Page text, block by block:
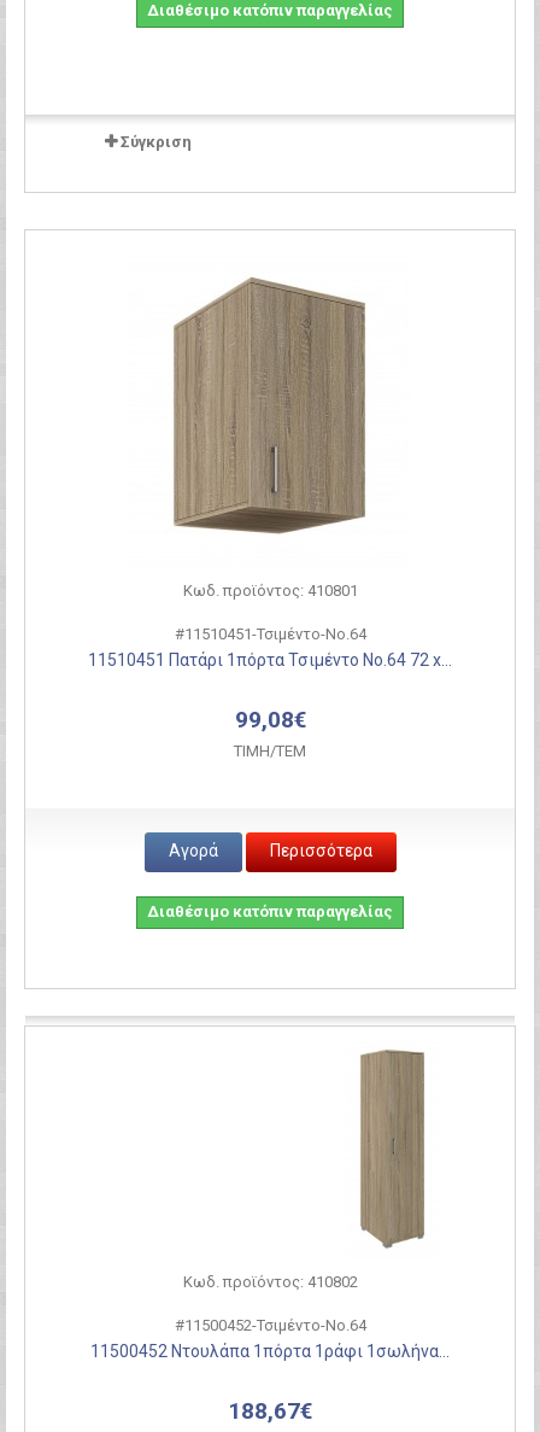
Διαθέσιμο κατόπιν παραγγελίας
Σύγκριση
Κωδ. προϊόντος: 410801
#11510451-Τσιμέντο-Νο.64
11510451 Πατάρι 1πόρτα Τσιμέντο Νο.64 72 x...
99,08€
ΤΙΜH/ΤΕΜ
Αγορά Περισσότερα
Διαθέσιμο κατόπιν παραγγελίας
Κωδ. προϊόντος: 410802
#11500452-Τσιμέντο-Νο.64
11500452 Ντουλάπα 1πόρτα 1ράφι 1σωλήνα...
188,67€